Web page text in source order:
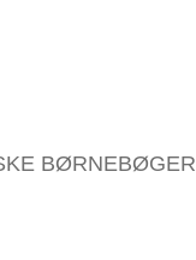
BØRNEBØGER